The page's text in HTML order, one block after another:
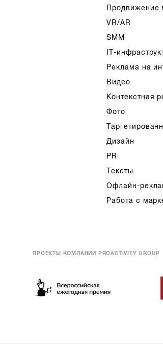
Продвижение
VR/AR
SMM
IT-
Реклама на
Видео
Контекстная
Фото
Дизайн
PR
Тексты
Офлайн-
Работа с
ПРОЕКТЫ КОМПАНИИ PROACTIVITY GROUP